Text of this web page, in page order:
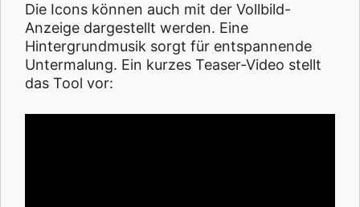
Die Icons können auch mit der Vollbild-
Anzeige dargestellt werden. Eine
Hintergrundmusik sorgt für entspannende
Untermalung. Ein kurzes Teaser-Video stellt
das Tool vor: